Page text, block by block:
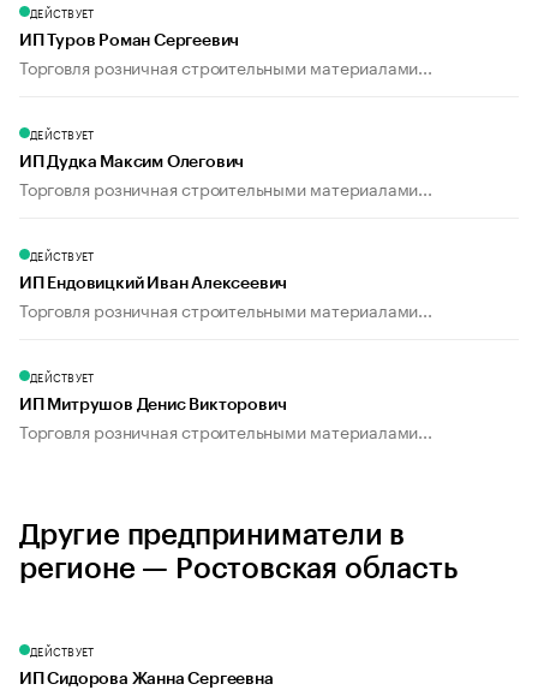
ДЕЙСТВУЕТ
ИП Туров Роман Сергеевич
Торговля розничная строительными материалами...
ДЕЙСТВУЕТ
ИП Дудка Максим Олегович
Торговля розничная строительными материалами...
ДЕЙСТВУЕТ
ИП Ендовицкий Иван Алексеевич
Торговля розничная строительными материалами...
ДЕЙСТВУЕТ
ИП Митрушов Денис Викторович
Торговля розничная строительными материалами...
Другие предприниматели в
регионе — Ростовская область
ДЕЙСТВУЕТ
ИП Сидорова Жанна Сергеевна